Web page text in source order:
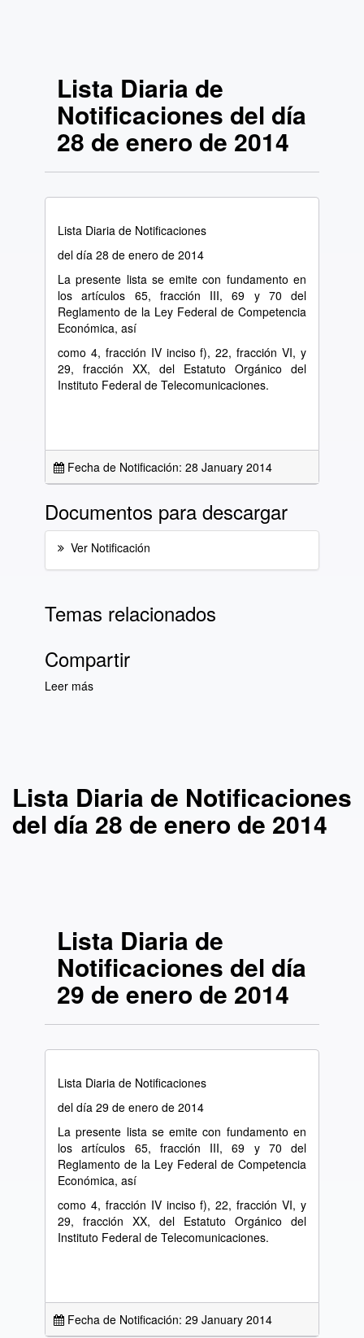
Lista Diaria de
Notificaciones del día
28 de enero de 2014
Lista Diaria de Notificaciones
del día 28 de enero de 2014
La presente lista se emite con fundamento en
los artículos 65, fracción III, 69 y 70 del
Reglamento de la Ley Federal de Competencia
Económica, así
como 4, fracción IV inciso f), 22, fracción VI, y
29, fracción XX, del Estatuto Orgánico del
Instituto Federal de Telecomunicaciones.
Fecha de Notificación: 28 January 2014
Documentos para descargar
Ver Notificación
Temas relacionados
Compartir
Leer más
Lista Diaria de Notificaciones
del día 28 de enero de 2014
Lista Diaria de
Notificaciones del día
29 de enero de 2014
Lista Diaria de Notificaciones
del día 29 de enero de 2014
La presente lista se emite con fundamento en
los artículos 65, fracción III, 69 y 70 del
Reglamento de la Ley Federal de Competencia
Económica, así
como 4, fracción IV inciso f), 22, fracción VI, y
29, fracción XX, del Estatuto Orgánico del
Instituto Federal de Telecomunicaciones.
Fecha de Notificación: 29 January 2014